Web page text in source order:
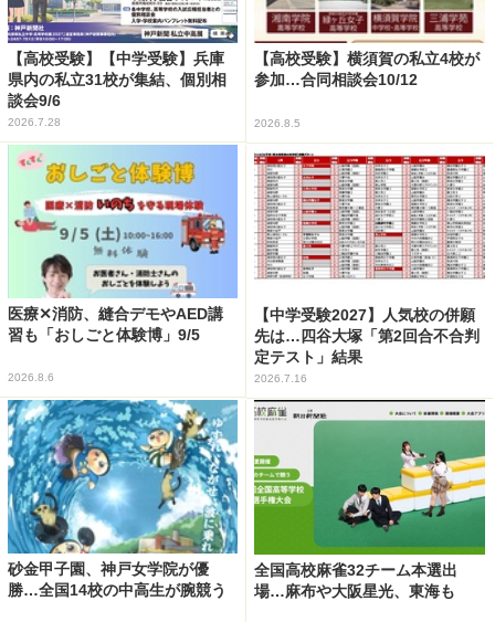
【高校受験】【中学受験】兵庫
県内の私立31校が集結、個別相
談会9/6
2026.7.28
【高校受験】横須賀の私立4校が
参加…合同相談会10/12
2026.8.5
医療✕消防、縫合デモやAED講
習も「おしごと体験博」9/5
2026.8.6
【中学受験2027】人気校の併願
先は…四谷大塚「第2回合不合判
定テスト」結果
2026.7.16
砂金甲子園、神戸女学院が優
勝…全国14校の中高生が腕競う
全国高校麻雀32チーム本選出
場…麻布や大阪星光、東海も